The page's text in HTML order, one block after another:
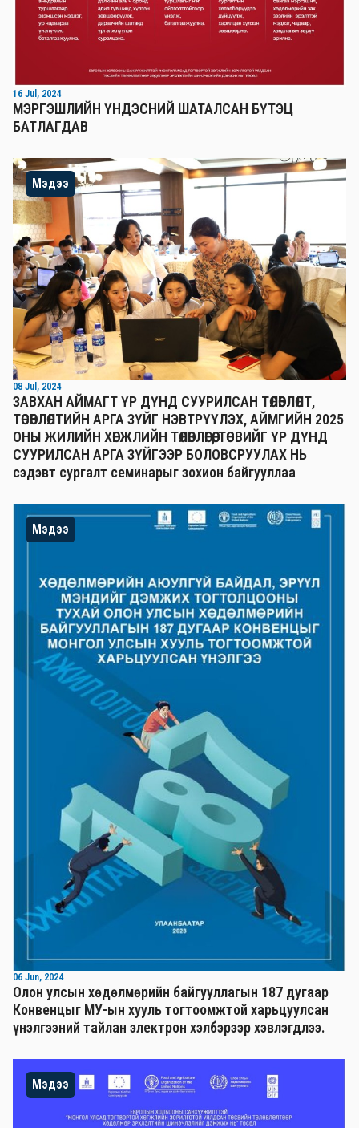
16 Jul, 2024
МЭРГЭШЛИЙН ҮНДЭСНИЙ ШАТАЛСАН БҮТЭЦ
БАТЛАГДАВ
Мэдээ
08 Jul, 2024
ЗАВХАН АЙМАГТ ҮР ДҮНД СУУРИЛСАН ТӨЛӨВЛӨЛТ,
ТӨСӨВЛӨЛТИЙН АРГА ЗҮЙГ НЭВТРҮҮЛЭХ, АЙМГИЙН 2025
ОНЫ ЖИЛИЙН ХӨГЖЛИЙН ТӨЛӨВЛӨГӨӨ, ТӨСВИЙГ ҮР ДҮНД
СУУРИЛСАН АРГА ЗҮЙГЭЭР БОЛОВСРУУЛАХ НЬ
сэдэвт сургалт семинарыг зохион байгууллаа
Мэдээ
06 Jun, 2024
Олон улсын хөдөлмөрийн байгууллагын 187 дугаар
Конвенцыг МУ-ын хууль тогтоомжтой харьцуулсан
үнэлгээний тайлан электрон хэлбэрээр хэвлэгдлээ.
Мэдээ